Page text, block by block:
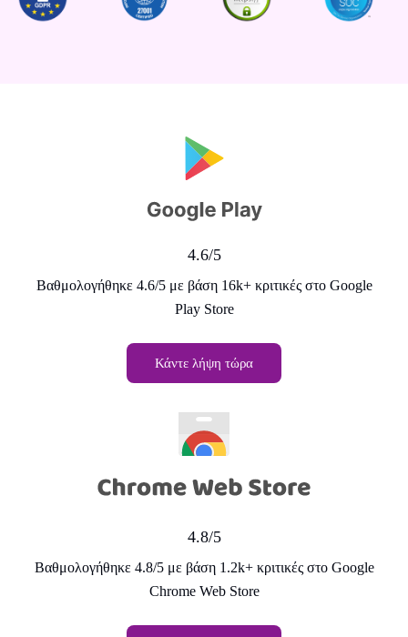
4.6/5
Βαθμολογήθηκε 4.6/5 με βάση 16k+ κριτικές στο Google
Play Store
Κάντε λήψη τώρα
4.8/5
Βαθμολογήθηκε 4.8/5 με βάση 1.2k+ κριτικές στο Google
Chrome Web Store